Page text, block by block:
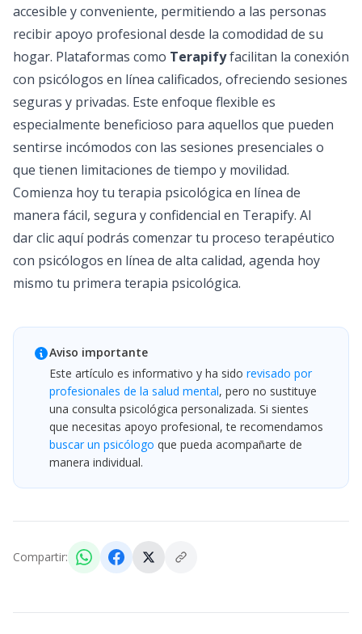
accesible y conveniente, permitiendo a las personas
recibir apoyo profesional desde la comodidad de su
hogar. Plataformas como Terapifyfacilitan la conexión
con psicólogos en línea calificados, ofreciendo sesiones
seguras y privadas. Este enfoque flexible es
especialmente beneficioso para aquellos que pueden
sentirse incómodos con las sesiones presenciales o
que tienen limitaciones de tiempo y movilidad.
Comienza hoy tu terapia psicológica en línea de
manera fácil, segura y confidencial en Terapify. Al
darclic aquípodrás comenzar tu proceso terapéutico
con psicólogos en línea de alta calidad, agenda hoy
mismo tu primera terapia psicológica.
Aviso importante
Este artículo es informativo y ha sido revisado por
profesionales de la salud mental, pero no sustituye
una consulta psicológica personalizada. Si sientes
que necesitas apoyo profesional, te recomendamos
buscar un psicólogo que pueda acompañarte de
manera individual.
Compartir: